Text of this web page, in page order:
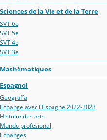
Sciences de la Vie et de la Terre
SVT 6e
SVT 5e
SVT 4e
SVT 3e
Mathématiques
Espagnol
Geografía
Echange avec l'Espagne 2022-2023
Histoire des arts
Mundo profesional
Echanges